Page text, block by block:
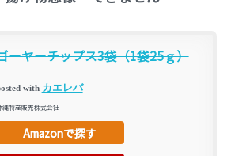
ーヤーチップス3袋（1袋25ｇ）
with カエレバ
縄特産販売株式会社
Amazonで探す